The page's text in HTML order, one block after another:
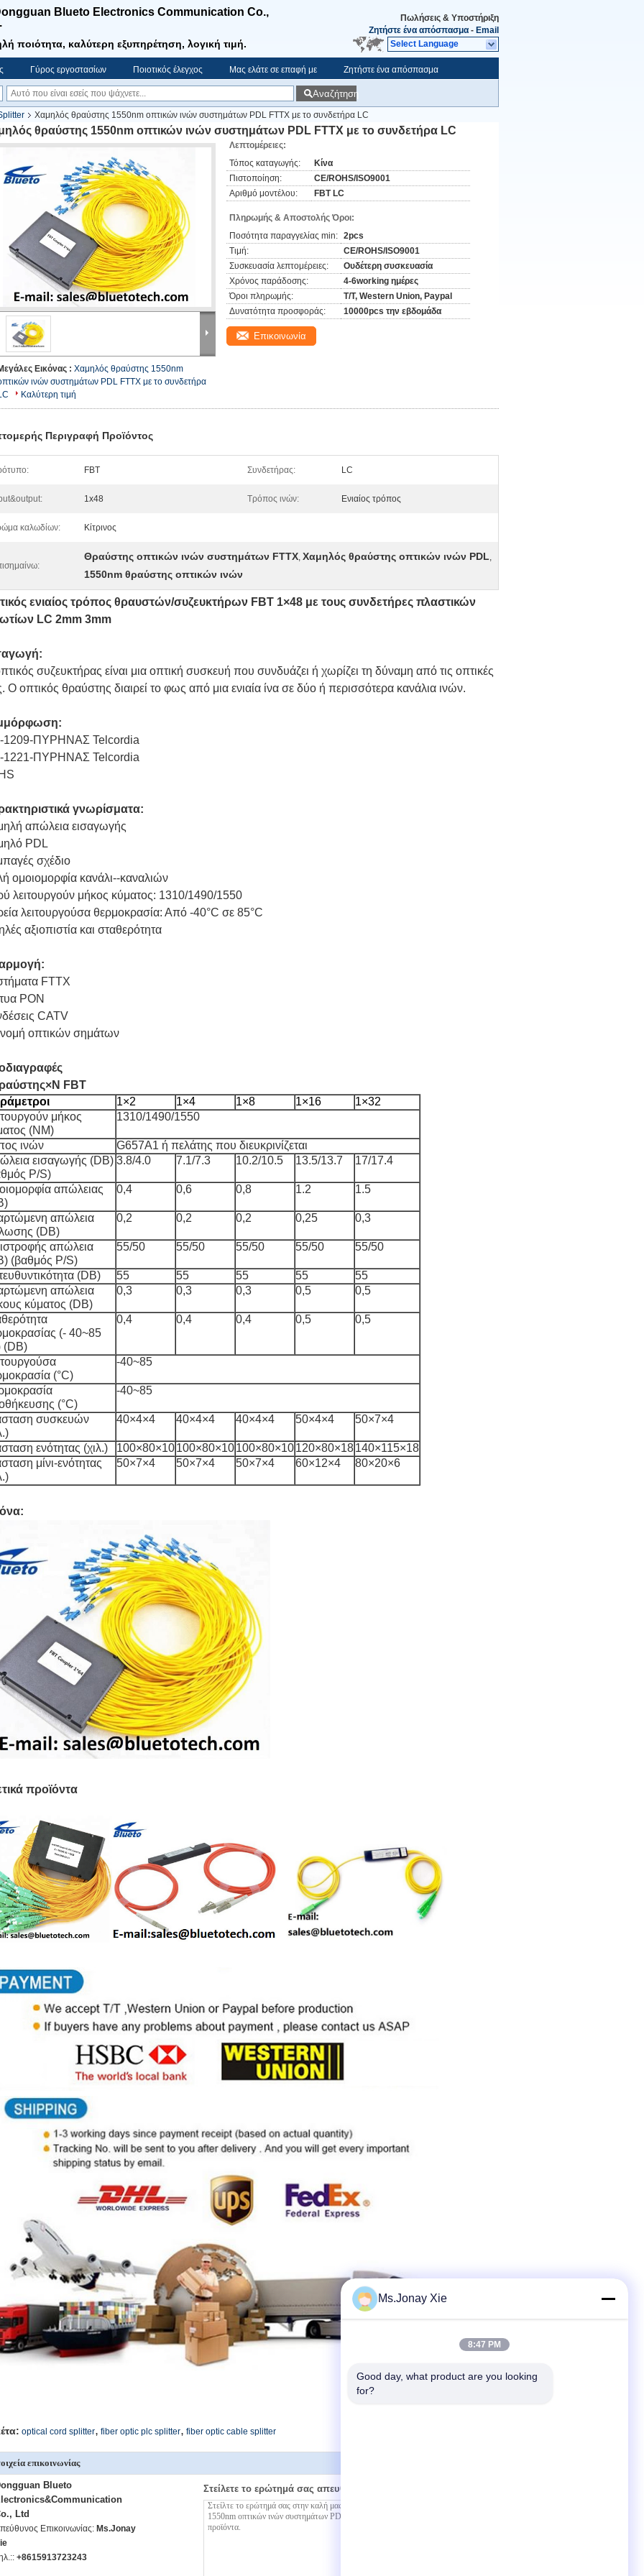
Blueto Electronics Communication Co.,
ποιότητα, καλύτερη εξυπηρέτηση, λογική τιμή.
Πωλήσεις & Υποστήριξη
Ζητήστε ένα απόσπασμα - Email
Select Language
Γύρος εργοστασίων Ποιοτικός έλεγχος Μας ελάτε σε επαφή με Ζητήστε ένα απόσπασμα
Αναζήτηση
Χαμηλός θραύστης 1550nm οπτικών ινών συστημάτων PDL FTTX με το συνδετήρα LC
θραύστης 1550nm οπτικών ινών συστημάτων PDL FTTX με το συνδετήρα LC
Εικόνας : Χαμηλός θραύστης 1550nm
ινών συστημάτων PDL FTTX με το συνδετήρα
Καλύτερη τιμή
Λεπτομέρειες:
Τόπος καταγωγής:
Κίνα
Πιστοποίηση:
CE/ROHS/ISO9001
Αριθμό μοντέλου:
FBT LC
Πληρωμής & Αποστολής Όροι:
Ποσότητα παραγγελίας min: 2pcs
Τιμή:
CE/ROHS/ISO9001
Συσκευασία λεπτομέρειες:
Ουδέτερη συσκευασία
Χρόνος παράδοσης:
4-6working ημέρες
Όροι πληρωμής:
T/T, Western Union, Paypal
Δυνατότητα προσφοράς:
10000pcs την εβδομάδα
Επικοινωνία
Περιγραφή Προϊόντος
FBT Συνδετήρας: LC
1x48 Τρόπος ινών: Ενιαίος τρόπος
καλωδίων: Κίτρινος
Θραύστης οπτικών ινών συστημάτων FTTX, Χαμηλός θραύστης οπτικών ινών PDL,
1550nm θραύστης οπτικών ινών
ενιαίος τρόπος θραυστών/συζευκτήρων FBT 1×48 με τους συνδετήρες πλαστικών
LC 2mm 3mm
συζευκτήρας είναι μια οπτική συσκευή που συνδυάζει ή χωρίζει τη δύναμη από τις οπτικές
Ο οπτικός θραύστης διαιρεί το φως από μια ενιαία ίνα σε δύο ή περισσότερα κανάλια ινών.
1209-ΠΥΡΗΝΑΣ Telcordia
1221-ΠΥΡΗΝΑΣ Telcordia
γνωρίσματα:
απώλεια εισαγωγής
PDL
σχέδιο
ομοιομορφία κανάλι--καναλιών
λειτουργούν μήκος κύματος: 1310/1490/1550
λειτουργούσα θερμοκρασία: Από -40°C σε 85°C
αξιοπιστία και σταθερότητα
FTTX
PON
CATV
οπτικών σημάτων
×N FBT
1×2 1×4 1×8 1×16
1×32
μήκος
(NM)
1310/1490/1550
ινών
G657A1 ή πελάτης που διευκρινίζεται
εισαγωγής (DB)
P/S)
3.8/4.0 7.1/7.3 10.2/10.5 13.5/13.7 17/17.4
απώλειας
0,4 0,6 0,8 1.2 1.5
απώλεια
(DB)
0,2 0,2 0,2 0,25 0,3
απώλεια
(βαθμός P/S)
55/50 55/50 55/50 55/50 55/50
(DB) 55 55 55 55
55
απώλεια
κύματος (DB)
0,3 0,3 0,3 0,5 0,5
(- 40~85
(DB)
0,4 0,4 0,4 0,5 0,5
(°C)
-40~85
(°C)
-40~85
συσκευών
40×4×4 40×4×4 40×4×4 50×4×4 50×7×4
ενότητας (χιλ.) 100×80×10100×80×10100×80×10120×80×18140×115×18
μίνι-ενότητας
50×7×4 50×7×4 50×7×4 60×12×4 80×20×6
προϊόντα
optical cord splitter, fiber optic plc splitter, fiber optic cable splitter
επικοινωνίας
Blueto
Ltd
Επικοινωνίας: Ms.Jonay
+8615913723243
Στείλετε το ερώτημά σας απευθείας σε εμάς
Ms.Jonay Xie
8:47 PM
Good day, what product are you looking
for?